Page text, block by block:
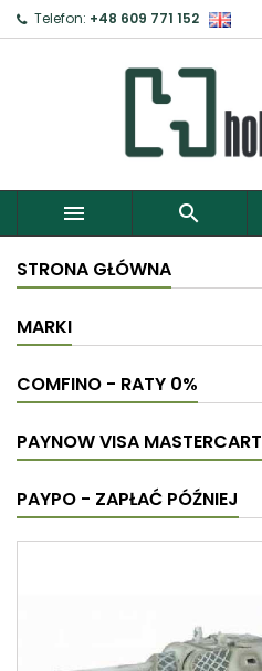
Telefon: +48 609 771 152
 
STRONA GŁÓWNA
MARKI
COMFINO - RATY 0%
PAYNOW VISA MASTERCART
PAYPO - ZAPŁAĆ PÓŹNIEJ